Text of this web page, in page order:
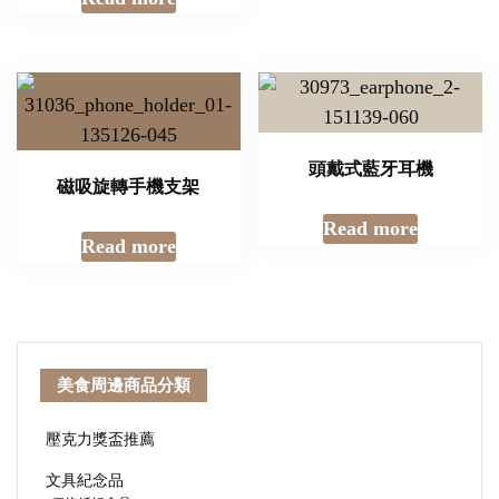
磁吸旋轉手機支架
Read more
頭戴式藍牙耳機
Read more
美食周邊商品分類
壓克力獎盃推薦
文具紀念品